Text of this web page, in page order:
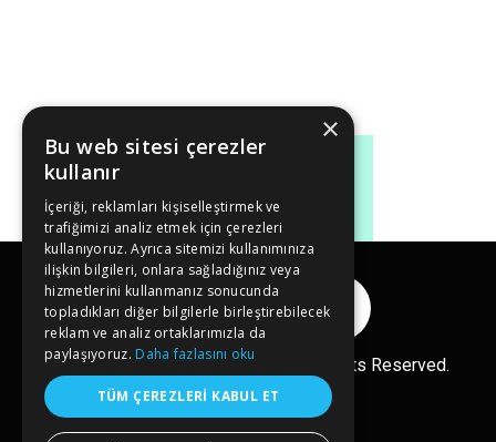
Reklam Ver
Copyright© 2026 kongreler.net All Rights Reserved.
×
Bu web sitesi çerezler
kullanır
İçeriği, reklamları kişiselleştirmek ve
trafiğimizi analiz etmek için çerezleri
kullanıyoruz. Ayrıca sitemizi kullanımınıza
ilişkin bilgileri, onlara sağladığınız veya
hizmetlerini kullanmanız sonucunda
topladıkları diğer bilgilerle birleştirebilecek
reklam ve analiz ortaklarımızla da
paylaşıyoruz. Daha fazlasını oku
TÜM ÇEREZLERI KABUL ET